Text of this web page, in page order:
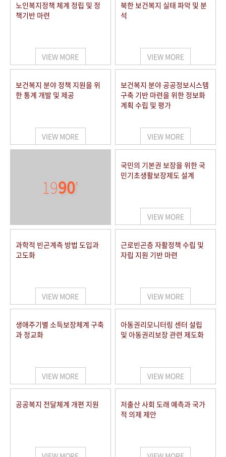
노인복지정책 체계 정립 및 정
책기반 마련
VIEW MORE
북한 보건복지 실태 파악 및 분
석
VIEW MORE
보건복지 분야 정책 지원을 위
한 통계 개발 및 제공
VIEW MORE
보건복지 분야 공공정보시스템
구축 기반 마련을 위한 정보화
계획 수립 및 평가
VIEW MORE
1990'
국민의 기본권 보장을 위한 국
민기초생활보장제도 설계
VIEW MORE
과학적 빈곤계측 방법 도입과
고도화
VIEW MORE
근로빈곤층 자활정책 수립 및
자립 지원 기반 마련
VIEW MORE
생애주기별 소득보장체계 구축
과 정교화
VIEW MORE
아동권리모니터링 센터 설립
및 아동권리보장 관련 제도화
VIEW MORE
공공복지 전달체계 개편 지원
저출산 사회 도래 예측과 국가
적 의제 제안